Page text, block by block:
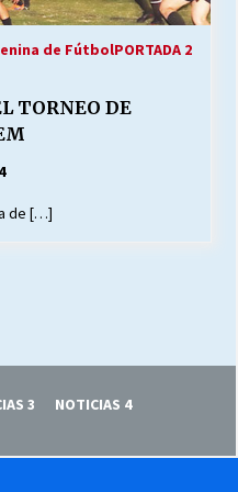
TRABAJADORES, CLIMA
HONORARIOS, DESPIDOS
de FútbolPORTADA 2
TORNEO DE
de […]
3
NOTICIAS 4